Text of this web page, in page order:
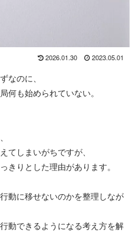
2026.01.30 2023.05.01
なのに、
何も始められていない。
てしまいがちですが、
きりとした理由があります。
動に移せないのかを整理しなが
動できるようになる考え方を解